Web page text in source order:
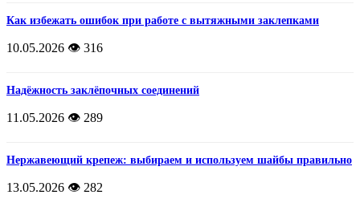
Как избежать ошибок при работе с вытяжными заклепками
10.05.2026 👁️ 316
Надёжность заклёпочных соединений
11.05.2026 👁️ 289
Нержавеющий крепеж: выбираем и используем шайбы правильно
13.05.2026 👁️ 282